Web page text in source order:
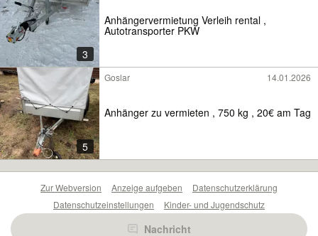
3
Anhängervermietung Verleih rental ,
Autotransporter PKW
5
Goslar 14.01.2026
Anhänger zu vermieten , 750 kg , 20€ am Tag
Nachricht
Zur Webversion Anzeige aufgeben
Datenschutzerklärung
Datenschutzeinstellungen
Kinder- und Jugendschutz
Barrierefreiheitserklärung